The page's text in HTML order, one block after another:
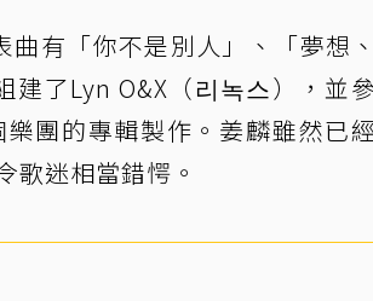
曲有「你不是別人」、「夢想
了Lyn O&X（리녹스），並
團的專輯製作。姜麟雖然已
歌迷相當錯愕。